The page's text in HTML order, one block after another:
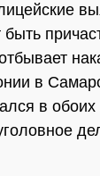
в
в обоих